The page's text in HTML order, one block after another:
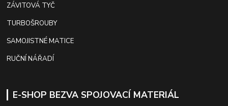
ZÁVITOVÁ TYČ
TURBOŠROUBY
SAMOJISTNÉ MATICE
RUČNÍ NÁŘADÍ
E-SHOP BEZVA SPOJOVACÍ MATERIÁL